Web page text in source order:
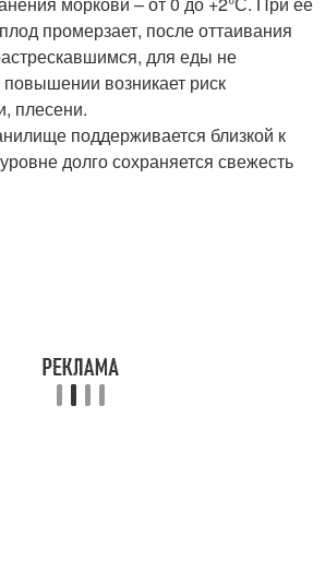
промерзает, после оттаивания
для еды не
возникает риск
плесени.
поддерживается близкой к
долго сохраняется свежесть